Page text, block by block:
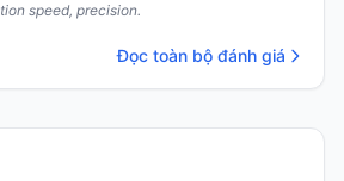
speed, precision.
Đọc toàn bộ đánh giá